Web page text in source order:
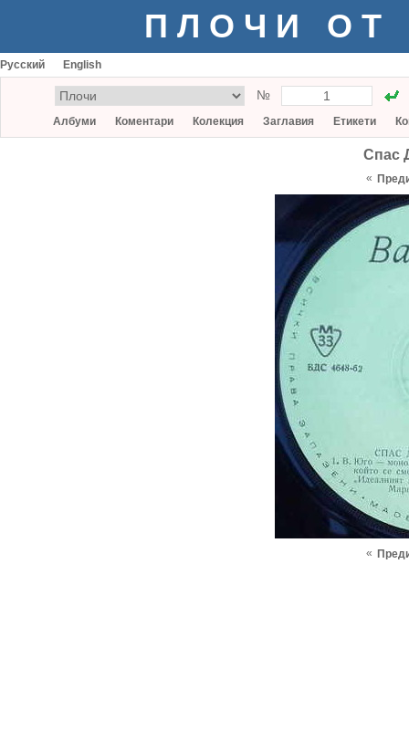
ПЛОЧИ ОТ
Русский English
№
Албуми Коментари Колекция Заглавия Етикети
Спас
«
«